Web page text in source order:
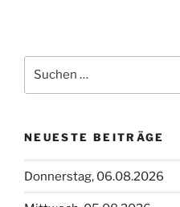
nach:
NEUESTE BEITRÄGE
Donnerstag, 06.08.2026